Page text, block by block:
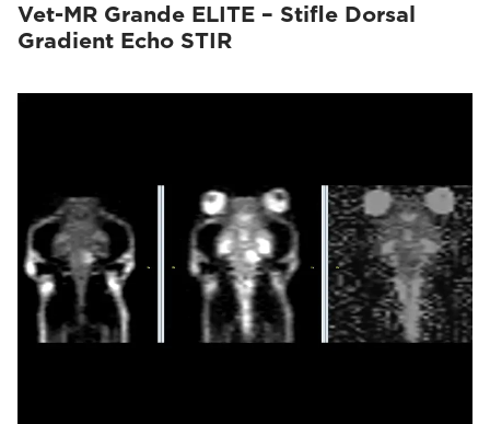
Vet-MR Grande ELITE – Stifle Dorsal
Gradient Echo STIR